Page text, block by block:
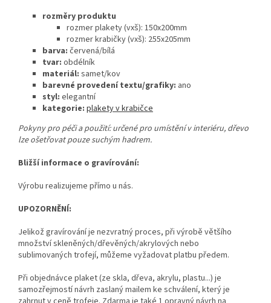
rozměry produktu
rozmer plakety (vxš): 150x200mm
rozmer krabičky (vxš): 255x205mm
barva: červená/bílá
tvar: obdélník
materiál: samet/kov
barevné provedení textu/grafiky: ano
styl: elegantní
kategorie: plakety v krabičce
Pokyny pro péči a použití: určené pro umístění v interiéru, dřevo
lze ošetřovat pouze suchým hadrem.
Bližší informace o gravírování:
Výrobu realizujeme přímo u nás.
UPOZORNĚNÍ:
Jelikož gravírování je nezvratný proces, při výrobě většího
množství skleněných/dřevěných/akrylových nebo
sublimovaných trofejí, můžeme vyžadovat platbu předem.
Při objednávce plaket (ze skla, dřeva, akrylu, plastu...) je
samozřejmostí návrh zaslaný mailem ke schválení, který je